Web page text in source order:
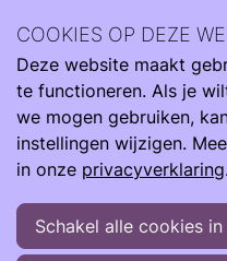
met een bijzonder
"Met liefde, trots en
over haar
Ervaringen Opgroeien
COOKIES OP DEZE
Deze website maakt
te functioneren. Als je
we mogen gebruiken,
instellingen wijzigen.
in onze privacyverklaring
Schakel alle cookies in